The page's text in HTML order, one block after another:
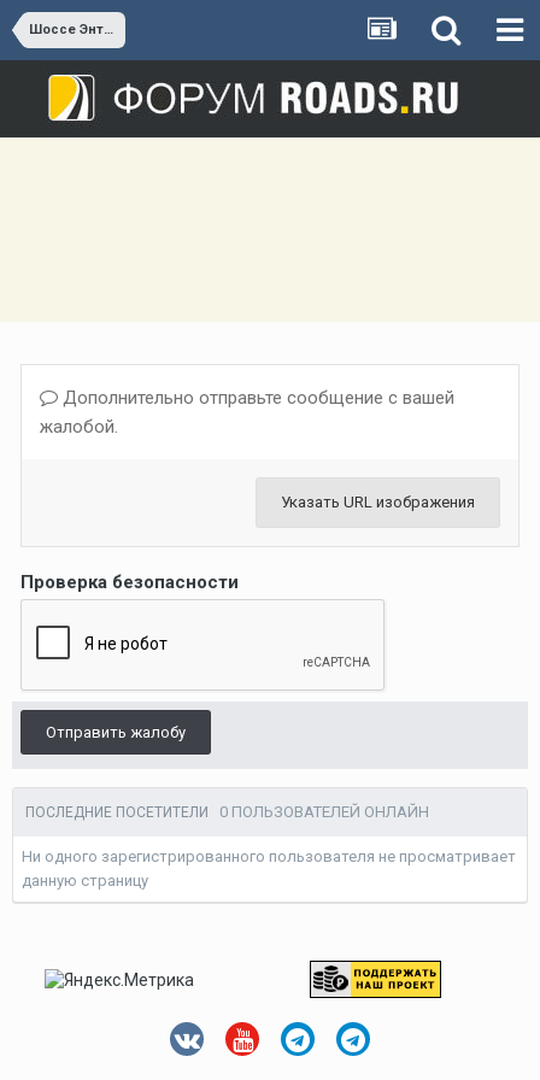
Шоссе Энтузиастов
Дополнительно отправьте сообщение с вашей
жалобой.
Указать URL изображения
Проверка безопасности
Отправить жалобу
ПОСЛЕДНИЕ ПОСЕТИТЕЛИ 0 ПОЛЬЗОВАТЕЛЕЙ ОНЛАЙН
Ни одного зарегистрированного пользователя не просматривает
данную страницу